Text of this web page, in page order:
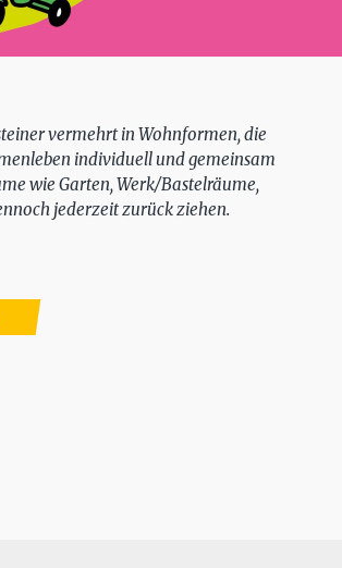
vermehrt in Wohnformen, die
individuell und gemeinsam
wie Garten, Werk/Bastelräume,
jederzeit zurück ziehen.